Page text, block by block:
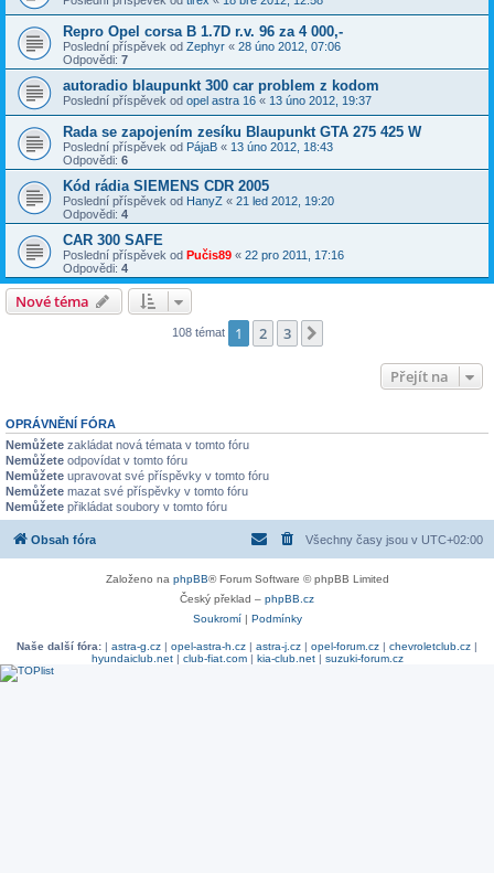
Repro Opel corsa B 1.7D r.v. 96 za 4 000,-
Poslední příspěvek od Zephyr « 28 úno 2012, 07:06
Odpovědi: 7
autoradio blaupunkt 300 car problem z kodom
Poslední příspěvek od opel astra 16 « 13 úno 2012, 19:37
Rada se zapojením zesíku Blaupunkt GTA 275 425 W
Poslední příspěvek od PájaB « 13 úno 2012, 18:43
Odpovědi: 6
Kód rádia SIEMENS CDR 2005
Poslední příspěvek od HanyZ « 21 led 2012, 19:20
Odpovědi: 4
CAR 300 SAFE
Poslední příspěvek od Pučis89 « 22 pro 2011, 17:16
Odpovědi: 4
Nové téma
108 témat 1 2 3
Přejít na
OPRÁVNĚNÍ FÓRA
Nemůžete zakládat nová témata v tomto fóru
Nemůžete odpovídat v tomto fóru
Nemůžete upravovat své příspěvky v tomto fóru
Nemůžete mazat své příspěvky v tomto fóru
Nemůžete přikládat soubory v tomto fóru
Obsah fóra Všechny časy jsou v UTC+02:00
Založeno na phpBB® Forum Software © phpBB Limited
Český překlad – phpBB.cz
Soukromí| Podmínky
Naše další fóra: | astra-g.cz | opel-astra-h.cz | astra-j.cz | opel-forum.cz | chevroletclub.cz |
hyundaiclub.net| club-fiat.com| kia-club.net| suzuki-forum.cz